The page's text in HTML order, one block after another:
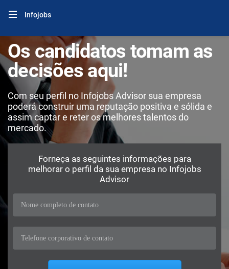
Infojobs
Os candidatos tomam as
decisões aqui!
Com seu perfil no Infojobs Advisor sua empresa
poderá construir uma reputação positiva e sólida e
assim captar e reter os melhores talentos do
mercado.
Forneça as seguintes informações para
melhorar o perfil da sua empresa no Infojobs
Advisor